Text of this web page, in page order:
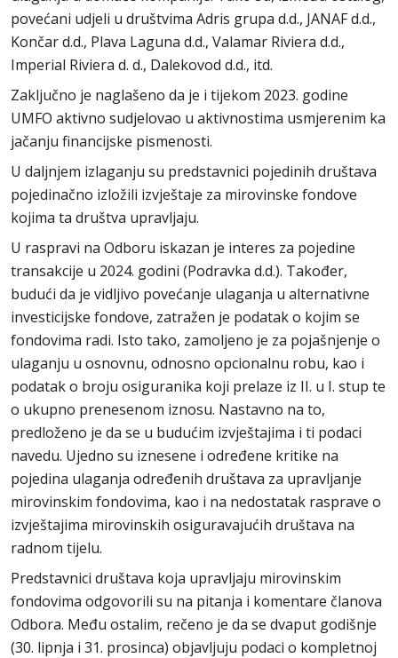
povećani udjeli u društvima Adris grupa d.d., JANAF d.d.,
Končar d.d., Plava Laguna d.d., Valamar Riviera d.d.,
Imperial Riviera d. d., Dalekovod d.d., itd.
Zaključno je naglašeno da je i tijekom 2023. godine
UMFO aktivno sudjelovao u aktivnostima usmjerenim ka
jačanju financijske pismenosti.
U daljnjem izlaganju su predstavnici pojedinih društava
pojedinačno izložili izvještaje za mirovinske fondove
kojima ta društva upravljaju.
U raspravi na Odboru iskazan je interes za pojedine
transakcije u 2024. godini (Podravka d.d.). Također,
budući da je vidljivo povećanje ulaganja u alternativne
investicijske fondove, zatražen je podatak o kojim se
fondovima radi. Isto tako, zamoljeno je za pojašnjenje o
ulaganju u osnovnu, odnosno opcionalnu robu, kao i
podatak o broju osiguranika koji prelaze iz II. u I. stup te
o ukupno prenesenom iznosu. Nastavno na to,
predloženo je da se u budućim izvještajima i ti podaci
navedu. Ujedno su iznesene i određene kritike na
pojedina ulaganja određenih društava za upravljanje
mirovinskim fondovima, kao i na nedostatak rasprave o
izvještajima mirovinskih osiguravajućih društava na
radnom tijelu.
Predstavnici društava koja upravljaju mirovinskim
fondovima odgovorili su na pitanja i komentare članova
Odbora. Među ostalim, rečeno je da se dvaput godišnje
(30. lipnja i 31. prosinca) objavljuju podaci o kompletnoj